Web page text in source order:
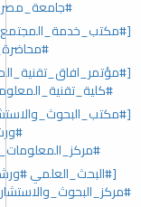
[#البحث_العلمي